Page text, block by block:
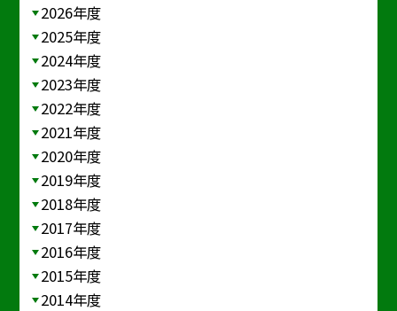
2026年度
2025年度
2024年度
2023年度
2022年度
2021年度
2020年度
2019年度
2018年度
2017年度
2016年度
2015年度
2014年度